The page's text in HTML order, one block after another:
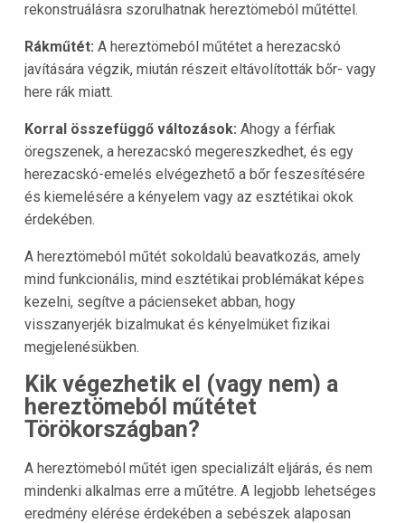
rekonstruálásra szorulhatnak hereztömeból műtéttel.
Rákműtét: A hereztömeból műtétet a herezacskó
javítására végzik, miután részeit eltávolították bőr- vagy
here rák miatt.
Korral összefüggő változások: Ahogy a férfiak
öregszenek, a herezacskó megereszkedhet, és egy
herezacskó-emelés elvégezhető a bőr feszesítésére
és kiemelésére a kényelem vagy az esztétikai okok
érdekében.
A hereztömeból műtét sokoldalú beavatkozás, amely
mind funkcionális, mind esztétikai problémákat képes
kezelni, segítve a pácienseket abban, hogy
visszanyerjék bizalmukat és kényelmüket fizikai
megjelenésükben.
Kik végezhetik el (vagy nem) a
hereztömeból műtétet
Törökországban?
A hereztömeból műtét igen specializált eljárás, és nem
mindenki alkalmas erre a műtétre. A legjobb lehetséges
eredmény elérése érdekében a sebészek alaposan